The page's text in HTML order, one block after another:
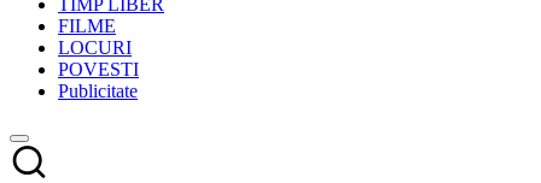
TIMP LIBER
FILME
LOCURI
POVESTI
Publicitate